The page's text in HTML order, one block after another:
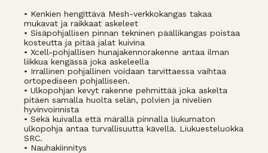
• Kenkien hengittävä Mesh-verkkokangas takaa
mukavat ja raikkaat askeleet
• Sisäpohjallisen pinnan tekninen päällikangas poistaa
kosteutta ja pitää jalat kuivina
• Xcell-pohjallisen hunajakennorakenne antaa ilman
liikkua kengässä joka askeleella
• Irrallinen pohjallinen voidaan tarvittaessa vaihtaa
ortopediseen pohjalliseen.
• Ulkopohjan kevyt rakenne pehmittää joka askelta
pitäen samalla huolta selän, polvien ja nivelien
hyvinvoinnista
• Sekä kuivalla että märällä pinnalla liukumaton
ulkopohja antaa turvallisuutta kävellä. Liukuesteluokka
SRC.
• Nauhakiinnitys